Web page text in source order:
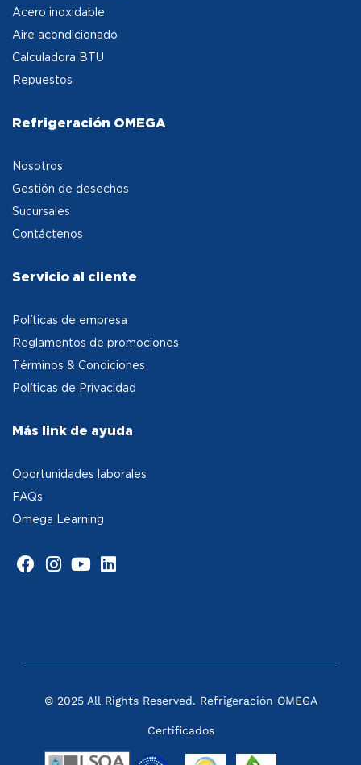
Acero inoxidable
Aire acondicionado
Calculadora BTU
Repuestos
Refrigeración OMEGA
Nosotros
Gestión de desechos
Sucursales
Contáctenos
Servicio al cliente
Políticas de empresa
Reglamentos de promociones
Términos & Condiciones
Políticas de Privacidad
Más link de ayuda
Oportunidades laborales
FAQs
Omega Learning
© 2025 All Rights Reserved. Refrigeración OMEGA
Certificados